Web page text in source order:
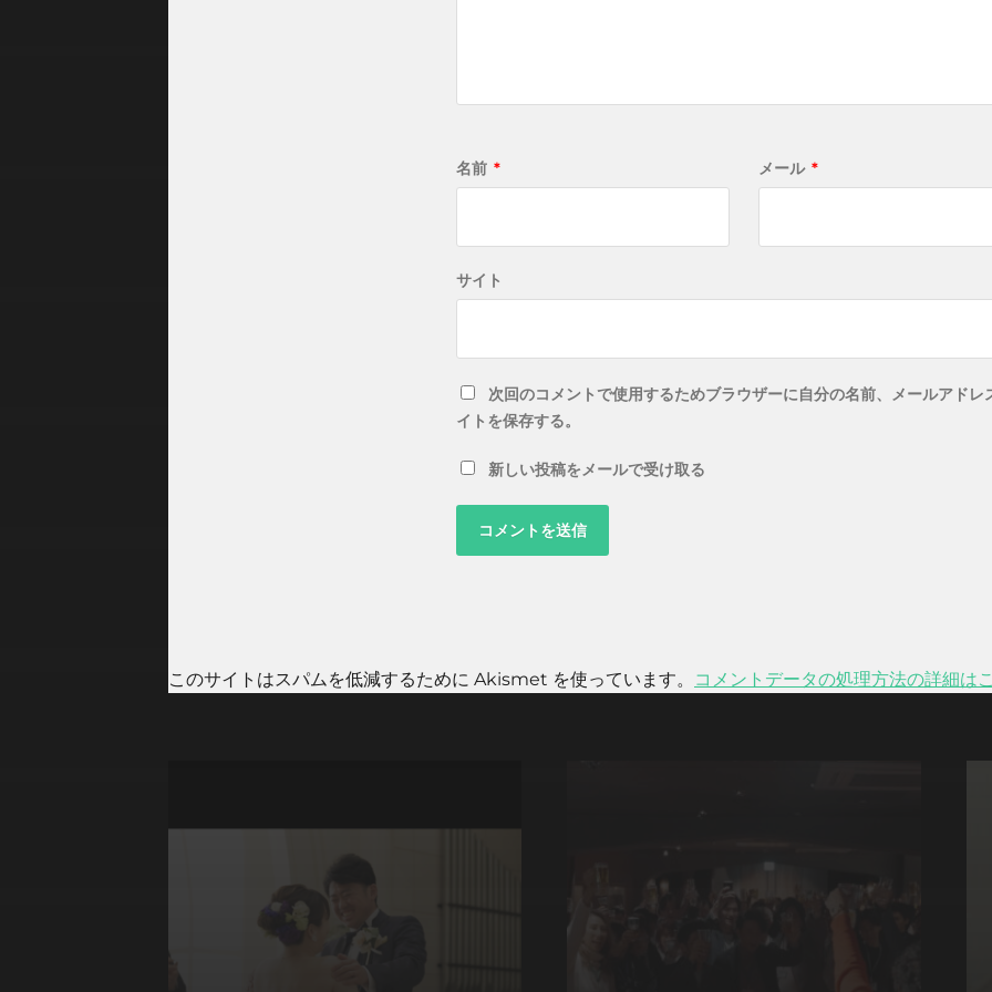
名前 * メール *
サイト
次回のコメントで使用するためブラウザーに自分の名前、メールアドレ
イトを保存する。
新しい投稿をメールで受け取る
このサイトはスパムを低減するために Akismet を使っています。 コメントデータの処理方法の詳細は